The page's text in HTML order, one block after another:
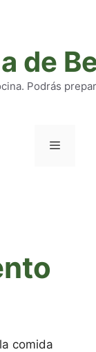
de
Podrás
comida